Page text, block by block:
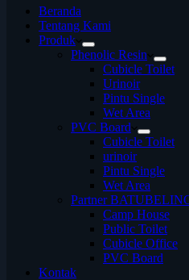
Beranda
Tentang Kami
Produk
Phenolic Resin
Cubicle Toilet
Urinoir
Pintu Single
Wet Area
PVC Board
Cubicle Toilet
urinoir
Pintu Single
Wet Area
Partner
Camp House
Public Toilet
Cubicle Office
PVC Board
Kontak